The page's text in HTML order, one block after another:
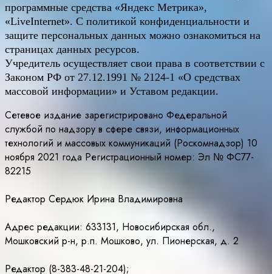
программные средства «Яндекс Метрика»,
«LiveInternet». С политикой конфиденциальности и
защите персональных данных можно ознакомиться на
страницах данных ресурсов.
Учредитель осуществляет свои права в соответствии с
Законом РФ от 27.12.1991 № 2124-1 «О средствах
массовой информации» и Уставом редакции.
Сетевое издание зарегистрировано Федеральной
службой по надзору в сфере связи, информационных
технологий и массовых коммуникаций (Роскомнадзор) 10
ноября 2021 года Регистрационный номер: Эл № ФС77-
82215
Редактор Сердюк Ирина Владимировна
Адрес редакции: 633131, Новосибирская обл.,
Мошковский р-н, р.п. Мошково, ул. Пионерская, д. 2
Редактор (8-383-48-21-204);